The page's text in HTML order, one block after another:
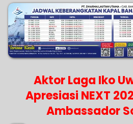
Aktor Laga Iko
Apresiasi NEXT
Ambassador